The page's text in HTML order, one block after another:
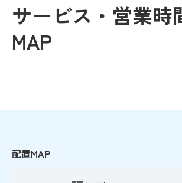
サービス・営業時
MAP
配置MAP